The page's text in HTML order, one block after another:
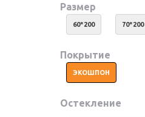
Размер
60*200 70*200
Покрытие
ЭКОШПОН
Остекление